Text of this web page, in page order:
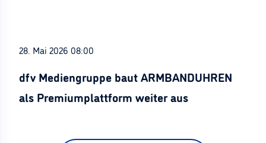
28. Mai 2026 08:00
dfv Mediengruppe baut ARMBANDUHREN
als Premiumplattform weiter aus